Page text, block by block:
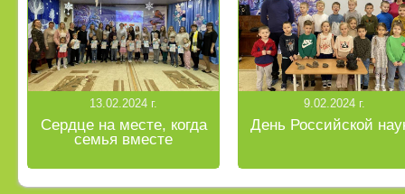
13.02.2024 г.
Сердце на месте, когда
семья вместе
9.02.2024 г.
День Российской